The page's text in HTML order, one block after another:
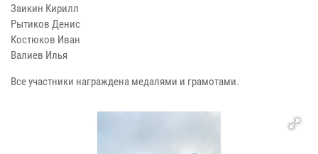
Заикин Кирилл
Рытиков Денис
Костюков Иван
Валиев Илья
Все участники награждена медалями и грамотами.